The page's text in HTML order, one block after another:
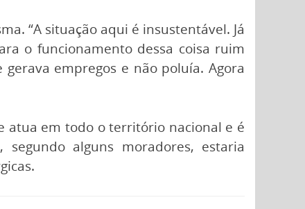
“A situação aqui é insustentável. Já
o funcionamento dessa coisa ruim
empregos e não poluía. Agora
atua em todo o território nacional e é
alguns moradores, estaria